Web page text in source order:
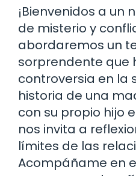
¡Bienvenidos a un
de misterio y
abordaremos un
sorprendente que
controversia en la
historia de una
con su propio hijo
nos invita a
límites de las
Acompáñame en